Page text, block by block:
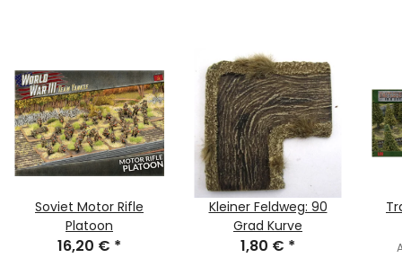
Soviet Motor Rifle
Platoon
16,20 € *
Kleiner Feldweg: 90
Grad Kurve
1,80 € *